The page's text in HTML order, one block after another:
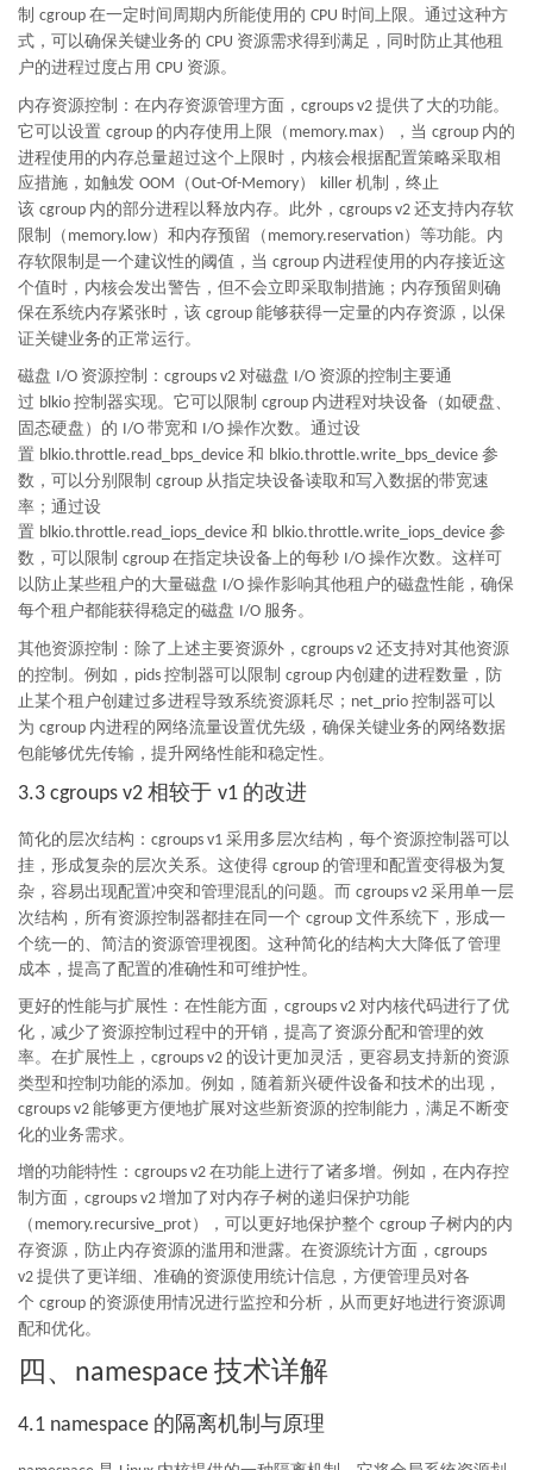
制 cgroup 在一定时间周期内所能使用的 CPU 时间上限。通过这种方
式，可以确保关键业务的 CPU 资源需求得到满足，同时防止其他租
户的进程过度占用 CPU 资源。
内存资源控制：在内存资源管理方面， cgroups v2 提供了大的功能。
它可以设置 cgroup 的内存使用上限（ memory.max），当 cgroup 内的
进程使用的内存总量超过这个上限时，内核会根据配置策略采取相
应措施，如触发 OOM （Out-Of-Memory） killer 机制，终止
该 cgroup 内的部分进程以释放内存。此外， cgroups v2 还支持内存软
限制（ memory.low）和内存预留（ memory.reservation）等功能。内
存软限制是一个建议性的阈值，当 cgroup 内进程使用的内存接近这
个值时，内核会发出警告，但不会立即采取制措施；内存预留则确
保在系统内存紧张时，该 cgroup 能够获得一定量的内存资源，以保
证关键业务的正常运行。
磁盘 I/O 资源控制： cgroups v2 对磁盘 I/O 资源的控制主要通
过 blkio 控制器实现。它可以限制 cgroup 内进程对块设备（如硬盘、
固态硬盘）的 I/O 带宽和 I/O 操作次数。通过设
置 blkio.throttle.read_bps_device 和 blkio.throttle.write_bps_device 参
数，可以分别限制 cgroup 从指定块设备读取和写入数据的带宽速
率；通过设
置 blkio.throttle.read_iops_device 和 blkio.throttle.write_iops_device 参
数，可以限制 cgroup 在指定块设备上的每秒 I/O 操作次数。这样可
以防止某些租户的大量磁盘 I/O 操作影响其他租户的磁盘性能，确保
每个租户都能获得稳定的磁盘 I/O 服务。
其他资源控制：除了上述主要资源外， cgroups v2 还支持对其他资源
的控制。例如， pids 控制器可以限制 cgroup 内创建的进程数量，防
止某个租户创建过多进程导致系统资源耗尽； net_prio 控制器可以
为 cgroup 内进程的网络流量设置优先级，确保关键业务的网络数据
包能够优先传输，提升网络性能和稳定性。
3.3 cgroups v2 相较于 v1 的改进
简化的层次结构： cgroups v1 采用多层次结构，每个资源控制器可以
挂，形成复杂的层次关系。这使得 cgroup 的管理和配置变得极为复
杂，容易出现配置冲突和管理混乱的问题。而 cgroups v2 采用单一层
次结构，所有资源控制器都挂在同一个 cgroup 文件系统下，形成一
个统一的、简洁的资源管理视图。这种简化的结构大大降低了管理
成本，提高了配置的准确性和可维护性。
更好的性能与扩展性：在性能方面， cgroups v2 对内核代码进行了优
化，减少了资源控制过程中的开销，提高了资源分配和管理的效
率。在扩展性上， cgroups v2 的设计更加灵活，更容易支持新的资源
类型和控制功能的添加。例如，随着新兴硬件设备和技术的出现，
cgroups v2 能够更方便地扩展对这些新资源的控制能力，满足不断变
化的业务需求。
增的功能特性： cgroups v2 在功能上进行了诸多增。例如，在内存控
制方面， cgroups v2 增加了对内存子树的递归保护功能
（ memory.recursive_prot），可以更好地保护整个 cgroup 子树内的内
存资源，防止内存资源的滥用和泄露。在资源统计方面， cgroups
v2 提供了更详细、准确的资源使用统计信息，方便管理员对各
个 cgroup 的资源使用情况进行监控和分析，从而更好地进行资源调
配和优化。
四、 namespace 技术详解
4.1 namespace 的隔离机制与原理